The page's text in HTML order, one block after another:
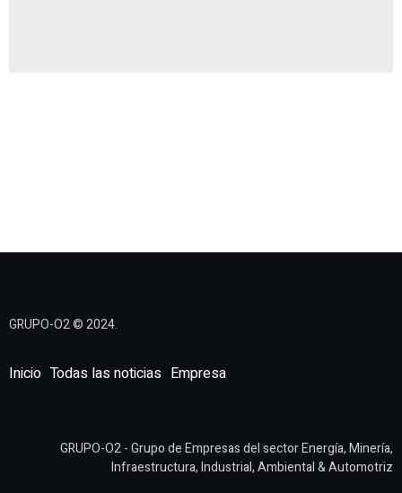
GRUPO-O2 © 2024.
Inicio Todas las noticias Empresa
GRUPO-O2 - Grupo de Empresas del sector Energía, Minería,
Infraestructura, Industrial, Ambiental & Automotriz